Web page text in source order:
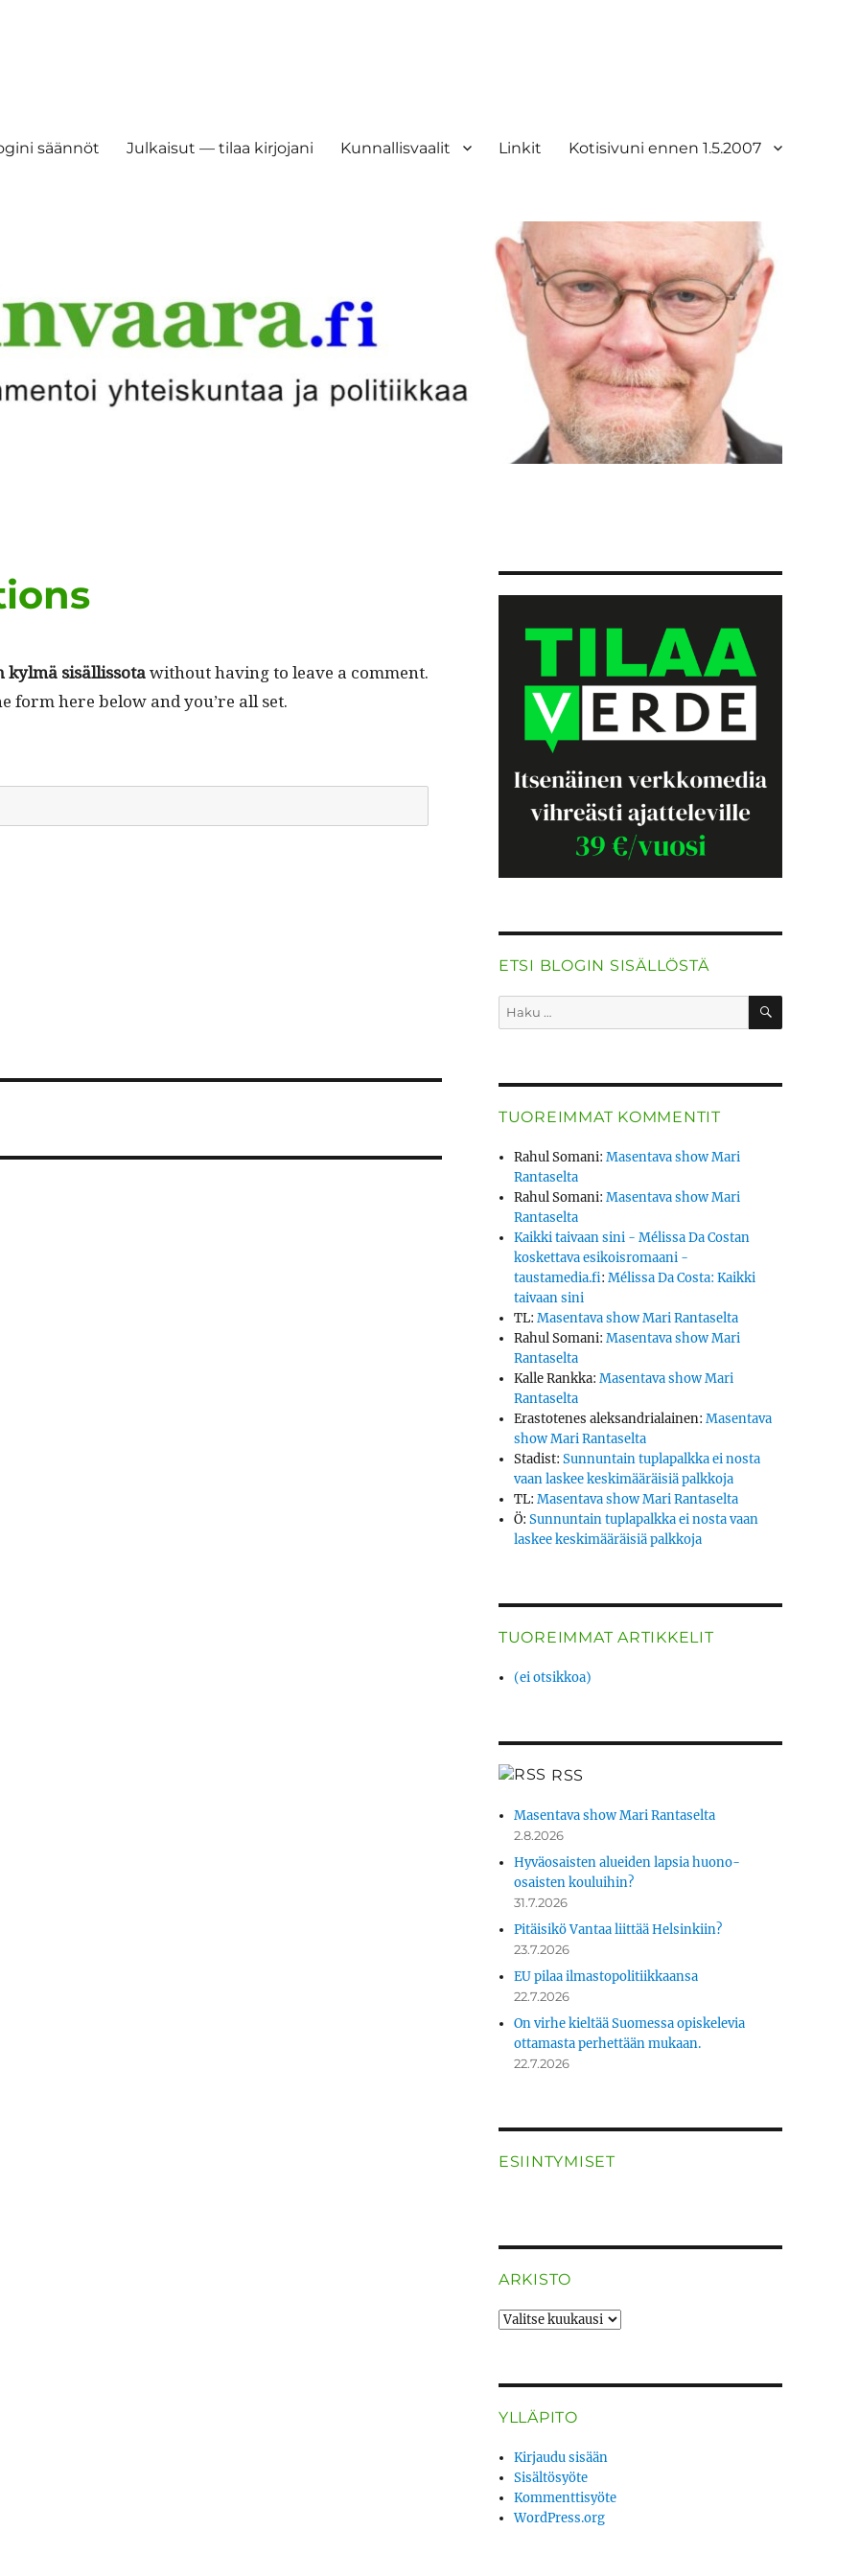
säännöt Julkaisut — tilaa kirjojani Kunnallisvaalit Linkit Kotisivuni ennen 1.5.2007
kylmä sisäl­lis­so­tawith­out hav­ing to leave a com­ment.
form here below and you’re all set.
ETSI BLOGIN SISÄLLÖSTÄ
Etsi: HAKU
TUOREIMMAT KOMMENTIT
Rahul Somani:Masentava show Mari
Rantaselta
Rahul Somani:Masentava show Mari
Rantaselta
Kaikki taivaan sini - Mélissa Da Costan
koskettava esikoisromaani -
taustamedia.fi:Mélissa Da Costa: Kaikki
taivaan sini
TL:Masentava show Mari Rantaselta
Rahul Somani:Masentava show Mari
Rantaselta
Kalle Rankka:Masentava show Mari
Rantaselta
Erastotenes aleksandrialainen:Masentava
show Mari Rantaselta
Stadist:Sunnuntain tuplapalkka ei nosta
vaan laskee keskimääräisiä palkkoja
TL:Masentava show Mari Rantaselta
Ö:Sunnuntain tuplapalkka ei nosta vaan
laskee keskimääräisiä palkkoja
TUOREIMMAT ARTIKKELIT
(ei otsikkoa)
RSS
Masentava show Mari Rantaselta
2.8.2026
Hyväosaisten alueiden lapsia huono-
osaisten kouluihin?
31.7.2026
Pitäisikö Vantaa liittää Helsinkiin?
23.7.2026
EU pilaa ilmastopolitiikkaansa
22.7.2026
On virhe kieltää Suomessa opiskelevia
ottamasta perhettään mukaan.
22.7.2026
ESIINTYMISET
ARKISTO
ARKISTO
YLLÄPITO
Kirjaudu sisään
Sisältösyöte
Kommenttisyöte
WordPress.org